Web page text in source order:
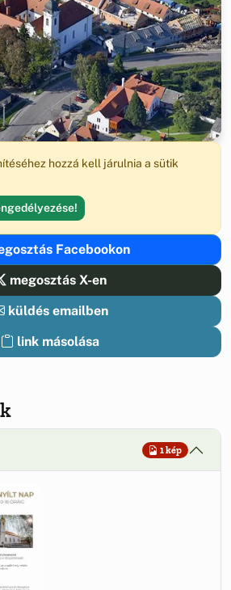
hozzá kell járulnia a sütik
Facebookon
megosztás X-en
küldés emailben
link másolása
1 kép